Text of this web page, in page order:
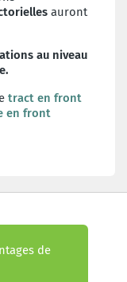
auront
au niveau
tract en front
en front
de